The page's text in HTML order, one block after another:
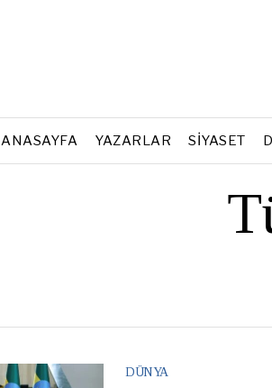
ANASAYFA YAZARLAR SIYASET
DÜNYA